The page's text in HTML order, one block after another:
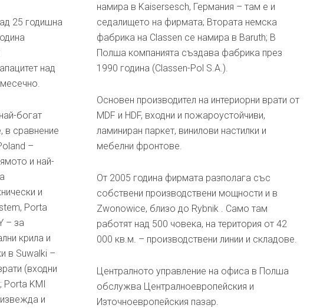
25 годишна
над
богат
в сравнение
–
и най-
и
Porta
– за
крила и
в Suwalki –
(входни
Porta KMI
и
намира в Kaisersesch, Германия – там е и
седалището на фирмата; Втората немска
фабрика на Classen се намира в Baruth; В
Полша компанията създава фабрика през
1990 година (Classen-Pol S.A.).
Основен производител на интериорни врати от
MDF и HDF, входни и пожароустойчиви,
ламиниран паркет, винилови настилки и
мебелни фронтове.
От 2005 година фирмата разполага със
собствени производствени мощности и в
Zwonowice, близо до Rybnik . Само там
работят над 500 човека, на територия от 42
000 кв.м. – производствени линии и складове.
Централното управление на офиса в Полша
обслужва Централноевропейския и
Източноевропейския пазар.